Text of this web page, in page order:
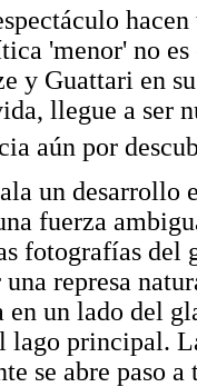
'menor' no
y Guattari en
llegue a ser
aún por
un desarrollo
fuerza
fotografías del
represa
en un lado del
lago principal.
se abre paso